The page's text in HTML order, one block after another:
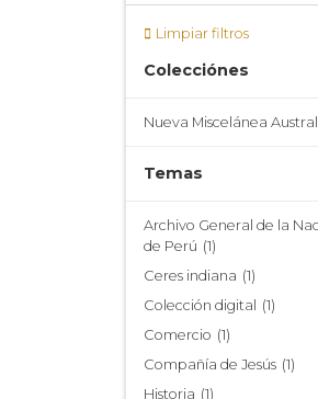
Limpiar filtros
Colecciónes
Nueva Miscelánea Austral
Temas
Archivo General de la
de Perú (1)
Ceres indiana (1)
Colección digital
(1)
Comercio (1)
Compañía de Jesús (1)
Historia (1)